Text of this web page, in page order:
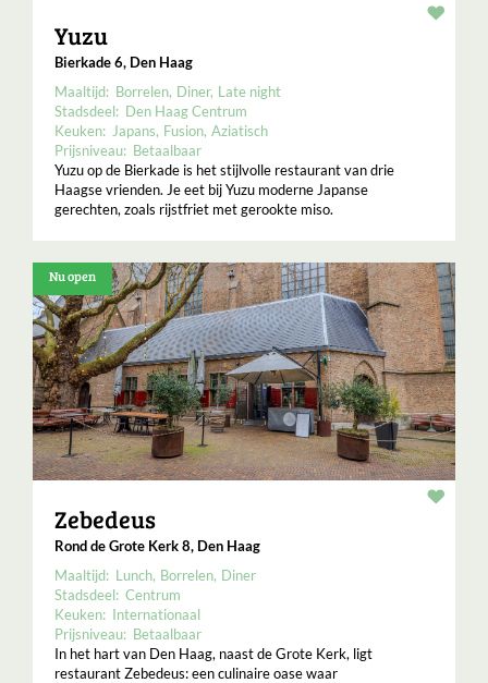
Yuzu
Bierkade 6, Den Haag
Maaltijd: Borrelen Diner Late night
Stadsdeel: Den Haag Centrum
Keuken: Japans Fusion Aziatisch
Prijsniveau: Betaalbaar
Yuzu op de Bierkade is het stijlvolle restaurant van drie
Haagse vrienden. Je eet bij Yuzu moderne Japanse
gerechten, zoals rijstfriet met gerookte miso.
Nu open
Zebedeus
Rond de Grote Kerk 8, Den Haag
Maaltijd: Lunch Borrelen Diner
Stadsdeel: Centrum
Keuken: Internationaal
Prijsniveau: Betaalbaar
In het hart van Den Haag, naast de Grote Kerk, ligt
restaurant Zebedeus: een culinaire oase waar